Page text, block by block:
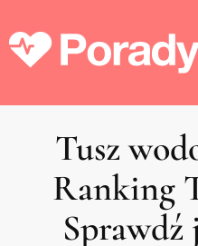
Tusz
Ranking
Sprawdź